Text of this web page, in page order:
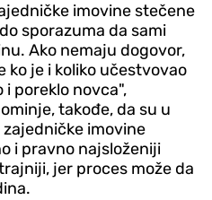
imovine stečene
sporazuma da sami
Ako nemaju dogovor,
ko je i koliko učestvovao
i poreklo novca",
takođe, da su u
imovine
i pravno najsloženiji
jer proces može da